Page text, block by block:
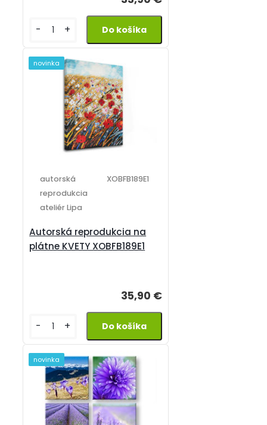
- +
Autorská reprodukcia na
plátne KVETY XOBFB189E1
autorská
reprodukcia
ateliér Lipa
XOBFB189E1
35,90 €
- +
novinka
novinka